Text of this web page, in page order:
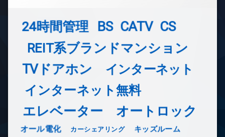
24時間管理 BS CATV CS
REIT系ブランドマンション
TVドアホン
インターネット
インターネット無料
エレベーター オートロック
オール電化 カーシェアリング キッズルーム